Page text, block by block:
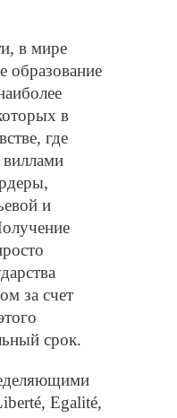
в мире
образование
в
где
и
за счет
срок.
é, Egalité,